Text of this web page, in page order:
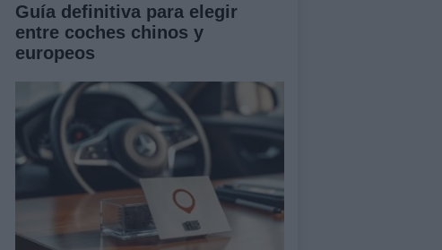
Guía definitiva para elegir
entre coches chinos y
europeos